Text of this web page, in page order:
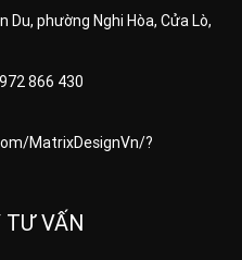
Du, phường Nghi Hòa, Cửa Lò,
866 430
MatrixDesignVn/?
VẤN